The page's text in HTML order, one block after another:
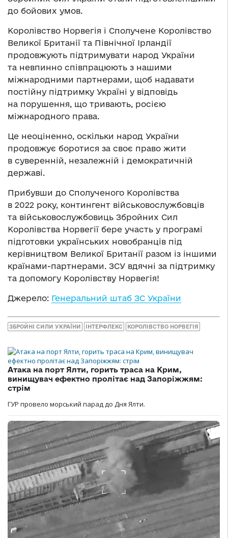
до бойових умов.
Королівство Норвегія і Сполучене Королівство
Великої Британії та Північної Ірландії
продовжують підтримувати народ України
та невпинно співпрацюють з нашими
міжнародними партнерами, щоб надавати
постійну підтримку Україні у відповідь
на порушення, що тривають, росією
міжнародного права.
Це неоціненно, оскільки народ України
продовжує боротися за своє право жити
в суверенній, незалежній і демократичній
державі.
Прибувши до Сполученого Королівства
в 2022 року, контингент військовослужбовців
та військовослужбовиць Збройних Сил
Королівства Норвегії бере участь у програмі
підготовки українських новобранців під
керівництвом Великої Британії разом із іншими
країнами-партнерами. ЗСУ вдячні за підтримку
та допомогу Королівству Норвегія!
Джерело: Генеральний штаб ЗС України
ЗБРОЙНІ СИЛИ УКРАЇНИ ІНТЕРФЛЕКС КОРОЛІВСТВО НОРВЕГІЯ
Атака на порт Ялти, горить траса на Крим,
винищувач ефектно пролітає над Запоріжжям:
стрім
ГУР провело морський парад до Дня Ялти.